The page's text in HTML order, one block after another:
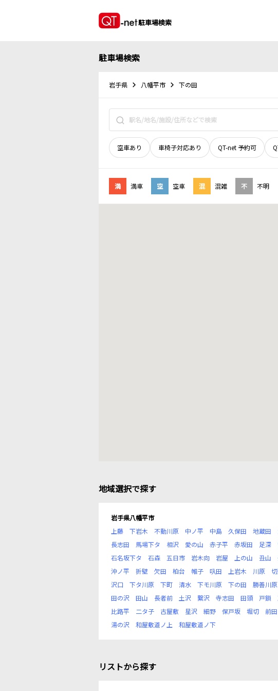
駐車場検索
駐車場検索
岩手県 八幡平市 下の田
空車あり 車椅子対応あり QT-net 予約可
満 満車 空 空車 混 混雑 不 不明
地域選択で探す
岩手県八幡平市
上藤
下岩木 不動川原 中ノ平 中島 久保田 地蔵田
長志田
馬場下タ 相沢 愛の山 赤子平 赤坂田 足深
石名坂下タ
石森 五日市 岩木向 岩屋 上の山 丑山
沖ノ平
折壁 欠田 柏台 帷子 叺田 上岩木 川原
沢口
下タ川原 下町 清水 下モ川原 下の田 勝善川原
田の沢
田山 長者前 土沢 繋沢 寺志田 田頭 戸鎖
比路平
二タ子 古屋敷 星沢 細野 保戸坂 堀切 前田
湯の沢
和屋敷道ノ上 和屋敷道ノ下
リストから探す